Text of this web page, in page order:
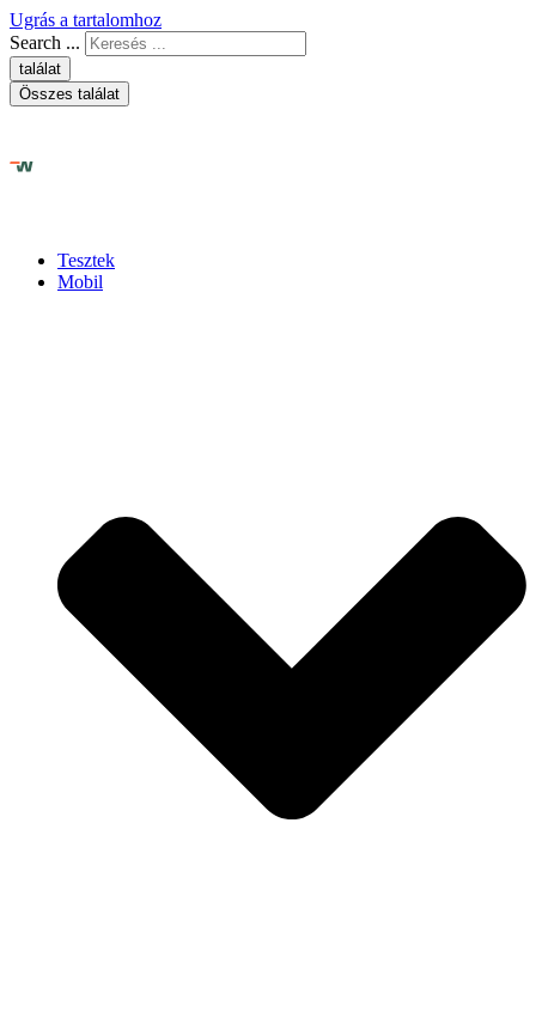
Ugrás a tartalomhoz
Search ...
találat
Összes találat
Tesztek
Mobil